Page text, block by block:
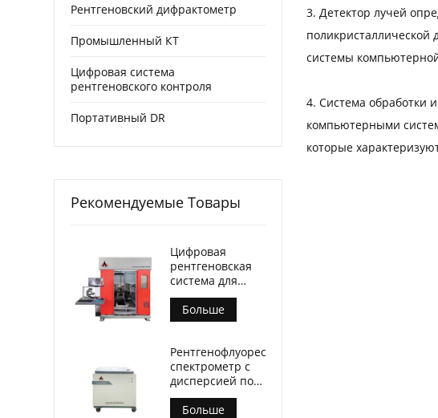
3. Детектор лучей
системы
4. Система обработки
компьютерными
которые
Рентгеновский дифрактометр
Промышленный КТ
Цифровая система
рентгеновского контроля
Портативный DR
Рекомендуемые Товары
Цифровая
рентгеновская
система для
контроля литья
Больше
Рентгенофлуоресцентный
спектрометр с
дисперсией по
длине волны
(АЛ-БП-3000)
Больше